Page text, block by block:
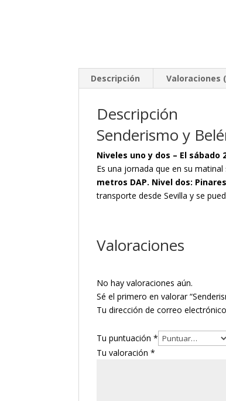
Descripción Valoraciones
Descripción
Senderismo y
Niveles uno y dos – El
Es una jornada que en su
metros DAP. Nivel dos:
transporte desde Sevilla y se
Valoraciones
No hay valoraciones aún.
Sé el primero en valorar
Tu dirección de correo
Tu puntuación*
Tu valoración*